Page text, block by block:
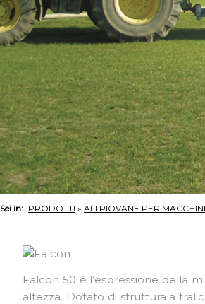
Sei in: PRODOTTI »ALI PIOVANE PER
Falcon 50 è l’espressione della
altezza. Dotato di struttura a